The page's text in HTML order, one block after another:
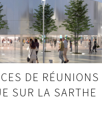
DE RÉUNIONS
SUR LA SARTHE